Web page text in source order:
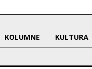
KOLUMNE KULTURA